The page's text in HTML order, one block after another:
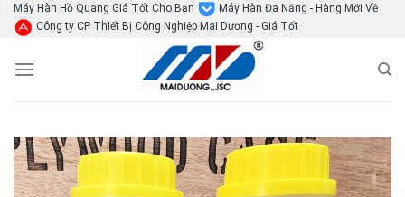
SkipMáy Hàn Hồ Quang Giá Tốt Cho Bạn
Máy Hàn Đa Năng - Hàng Mới Về
Công ty CP Thiết Bị Công Nghiệp Mai Dương - Giá Tốt